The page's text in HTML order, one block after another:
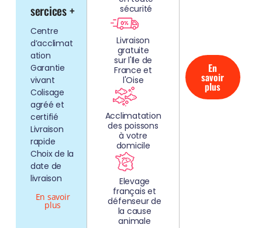
sercices +
Centre
d’acclimat
ation
Garantie
vivant
Colisage
agréé et
certifié
Livraison
rapide
Choix de la
date de
livraison
En savoir
plus
sécurité
Livraison
gratuite
sur l'Ile de
France et
l'Oise
Acclimatation
des poissons
à votre
domicile
Elevage
français et
défenseur de
la cause
animale
En
savoir
plus